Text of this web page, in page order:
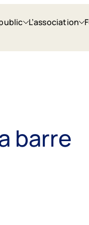
L’association
barre